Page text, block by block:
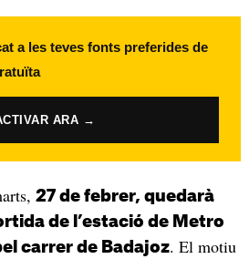
a les teves fonts preferides de
ARA →
27 de febrer, quedarà
de l’estació de Metro
carrer de Badajoz. El motiu